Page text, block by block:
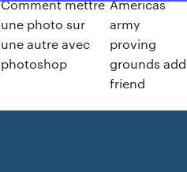
Comment mettre
une photo sur
une autre avec
photoshop
Americas
army
proving
grounds add
friend